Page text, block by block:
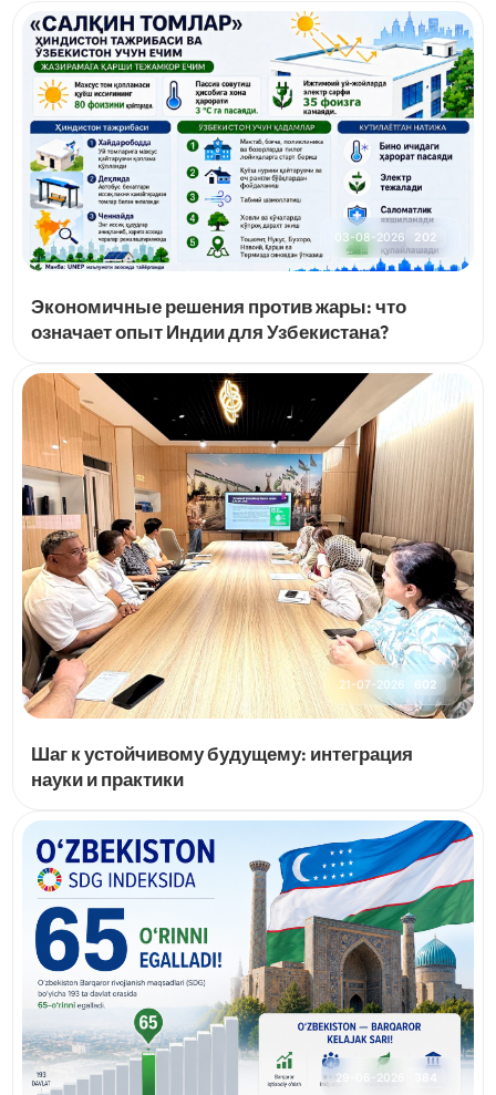
03-08-2026 202
Экономичные решения против жары: что
означает опыт Индии для Узбекистана?
21-07-2026 602
Шаг к устойчивому будущему: интеграция
науки и практики
29-06-2026 384